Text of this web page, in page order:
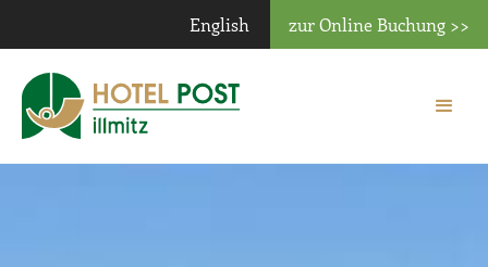
English zur Online Buchung >>